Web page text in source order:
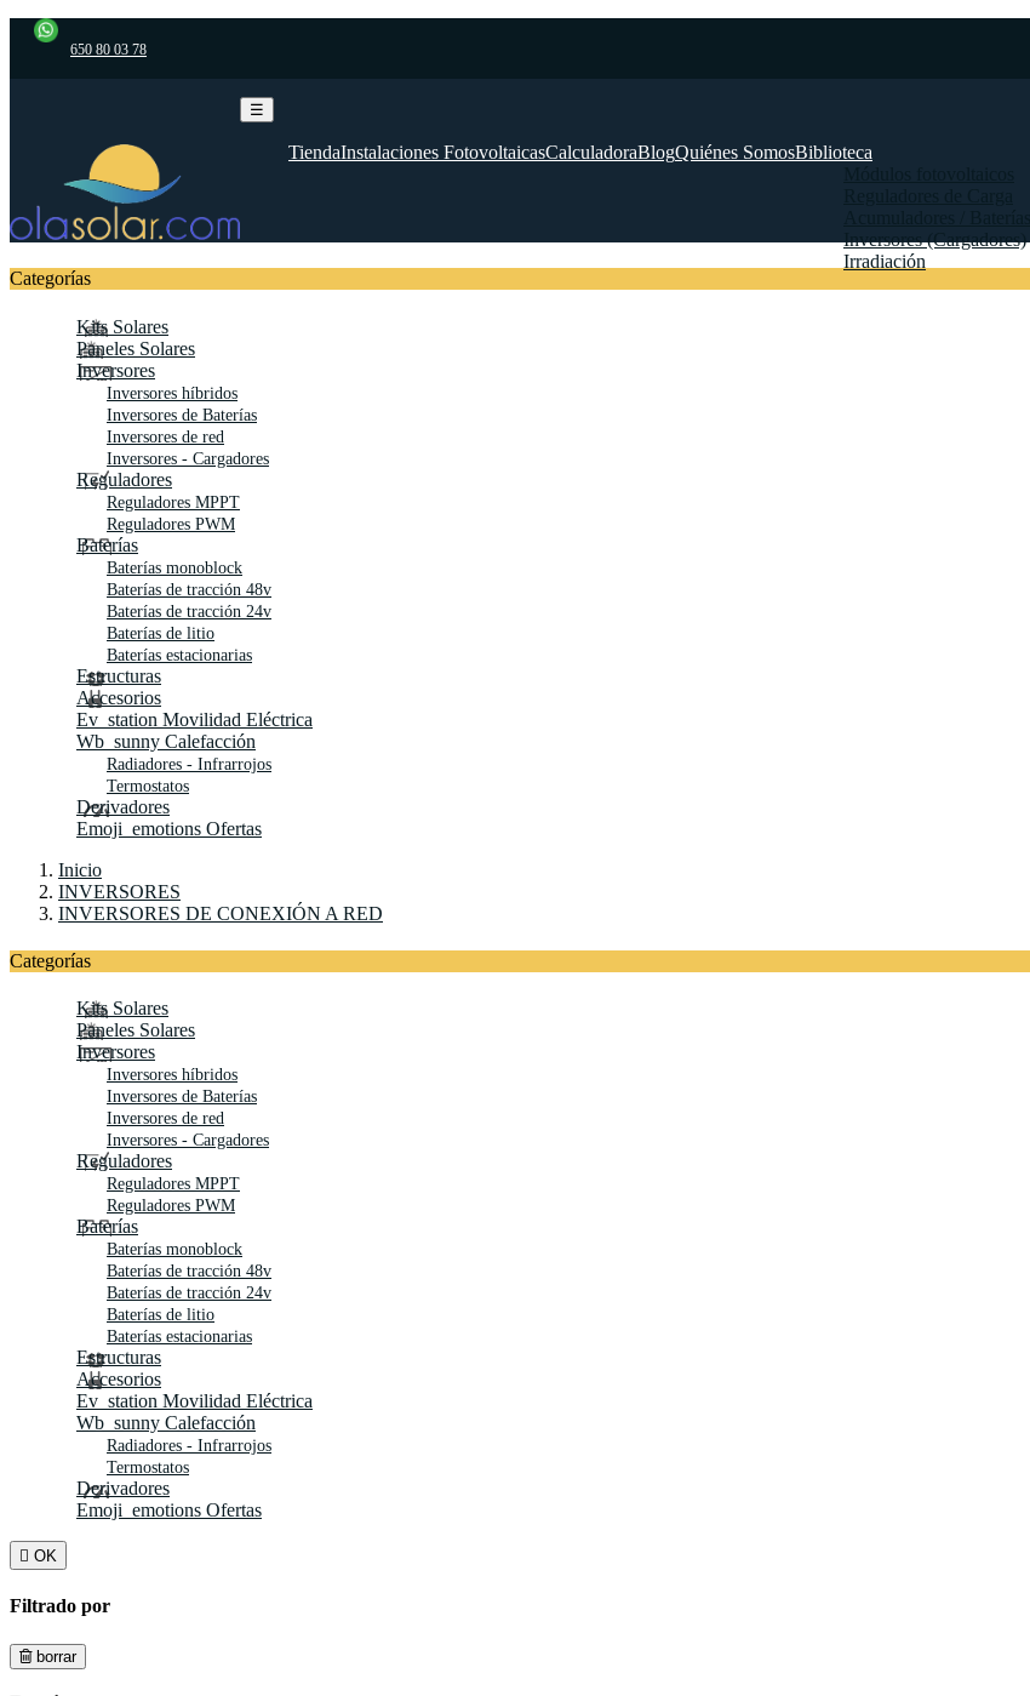
650 80 03 78
Navegación
de
palanca
☰
TiendaInstalaciones FotovoltaicasCalculadoraBlogQuiénes SomosBiblioteca
Inversores (Cargadores)
Irradiación
Categorías
Kits Solares
Paneles Solares
Inversores
Inversores híbridos
Inversores de Baterías
Inversores de red
Inversores - Cargadores
Reguladores
Reguladores MPPT
Reguladores PWM
Baterías
Baterías monoblock
Baterías de tracción 48v
Baterías de tracción 24v
Baterías de litio
Baterías estacionarias
Estructuras
Accesorios
Ev_station Movilidad Eléctrica
Wb_sunny Calefacción
Radiadores - Infrarrojos
Termostatos
Derivadores
Emoji_emotions Ofertas
Inicio
INVERSORES
INVERSORES DE CONEXIÓN A RED
Categorías
Kits Solares
Paneles Solares
Inversores
Inversores híbridos
Inversores de Baterías
Inversores de red
Inversores - Cargadores
Reguladores
Reguladores MPPT
Reguladores PWM
Baterías
Baterías monoblock
Baterías de tracción 48v
Baterías de tracción 24v
Baterías de litio
Baterías estacionarias
Estructuras
Accesorios
Ev_station Movilidad Eléctrica
Wb_sunny Calefacción
Radiadores - Infrarrojos
Termostatos
Derivadores
Emoji_emotions Ofertas
 OK
Filtrado por
borrar